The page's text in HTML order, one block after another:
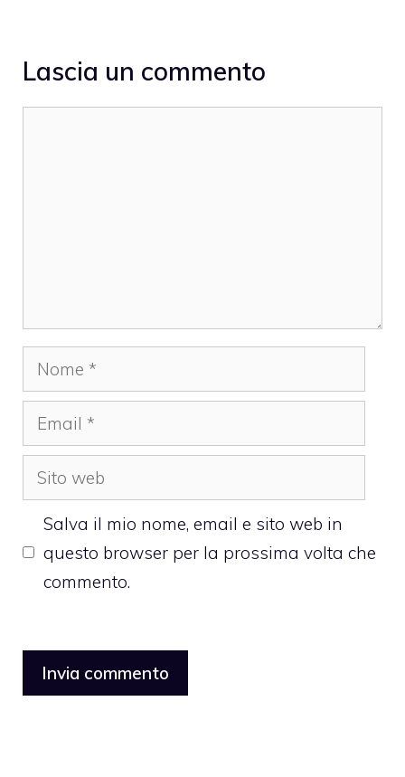
Lascia un commento
Nome
Email
Sito
web
Salva il mio nome, email e sito web in
questo browser per la prossima volta che
commento.